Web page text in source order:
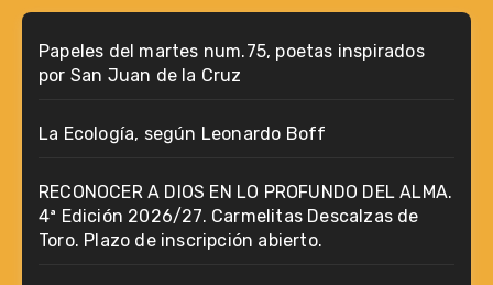
entradas
Papeles del martes num.75, poetas inspirados
por San Juan de la Cruz
La Ecología, según Leonardo Boff
RECONOCER A DIOS EN LO PROFUNDO DEL ALMA.
4ª Edición 2026/27. Carmelitas Descalzas de
Toro. Plazo de inscripción abierto.